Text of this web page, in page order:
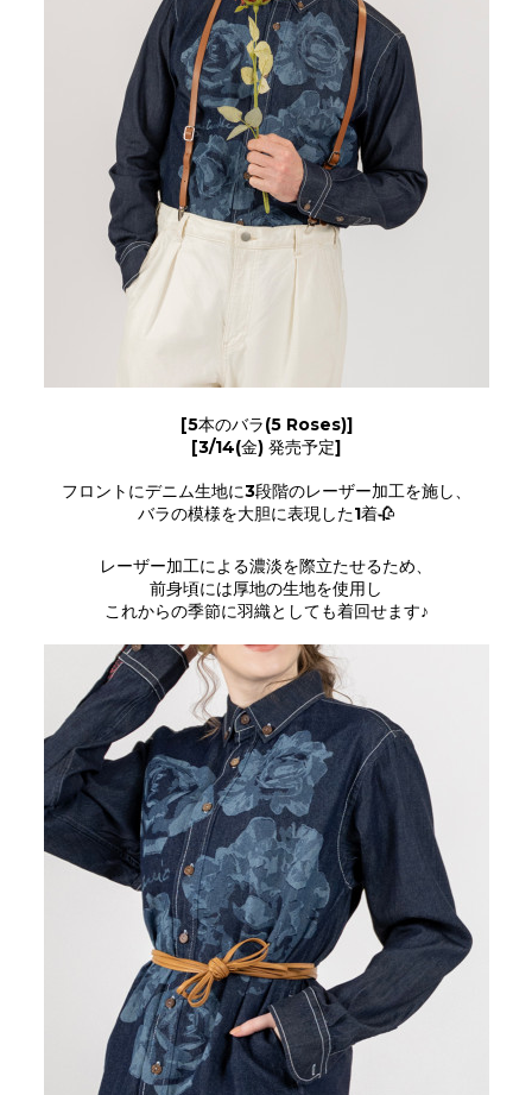
[5本のバラ(5 Roses)]
[3/14(金) 発売予定]
フロントにデニム生地に3段階のレーザー加工を施し、
バラの模様を大胆に表現した1着🥀
レーザー加工による濃淡を際立たせるため、
前身頃には厚地の生地を使用し
これからの季節に羽織としても着回せます♪